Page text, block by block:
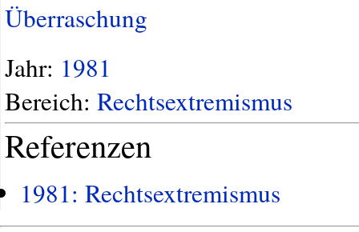
Überraschung
Jahr: 1981
Bereich: Rechtsextremismus
Referenzen
1981: Rechtsextremismus